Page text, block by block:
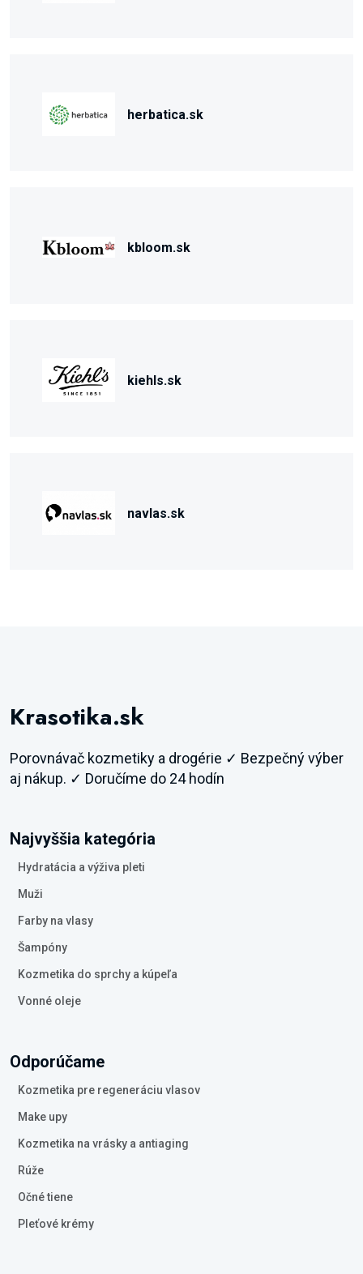
herbatica.sk
kbloom.sk
kiehls.sk
navlas.sk
Krasotika.sk
Porovnávač kozmetiky a drogérie ✓ Bezpečný výber
aj nákup. ✓ Doručíme do 24 hodín
Najvyššia kategória
Hydratácia a výživa pleti
Muži
Farby na vlasy
Šampóny
Kozmetika do sprchy a kúpeľa
Vonné oleje
Odporúčame
Kozmetika pre regeneráciu vlasov
Make upy
Kozmetika na vrásky a antiaging
Rúže
Očné tiene
Pleťové krémy